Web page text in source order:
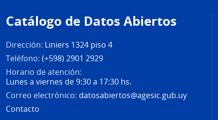
de
página
Catálogo de Datos Abiertos
Dirección: Liniers 1324 piso 4
Teléfono: (+598) 2901 2929
Horario de atención:
Lunes a viernes de 9:30 a 17:30 hs.
Correo electrónico: datosabiertos@agesic.gub.uy
Contacto